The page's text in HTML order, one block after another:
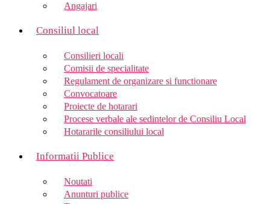
Angajari
Consiliul local
Consilieri locali
Comisii de specialitate
Regulament de organizare si functionare
Convocatoare
Proiecte de hotarari
Procese verbale ale sedintelor de Consiliu Local
Hotararile consiliului local
Informatii Publice
Noutati
Anunturi publice